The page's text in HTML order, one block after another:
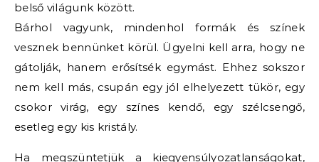
belső világunk között.
Bárhol vagyunk, mindenhol formák és színek
vesznek bennünket körül. Ügyelni kell arra, hogy ne
gátolják, hanem erősítsék egymást. Ehhez sokszor
nem kell más, csupán egy jól elhelyezett tükör, egy
csokor virág, egy színes kendő, egy szélcsengő,
esetleg egy kis kristály.
Ha megszüntetjük a kiegyensúlyozatlanságokat,